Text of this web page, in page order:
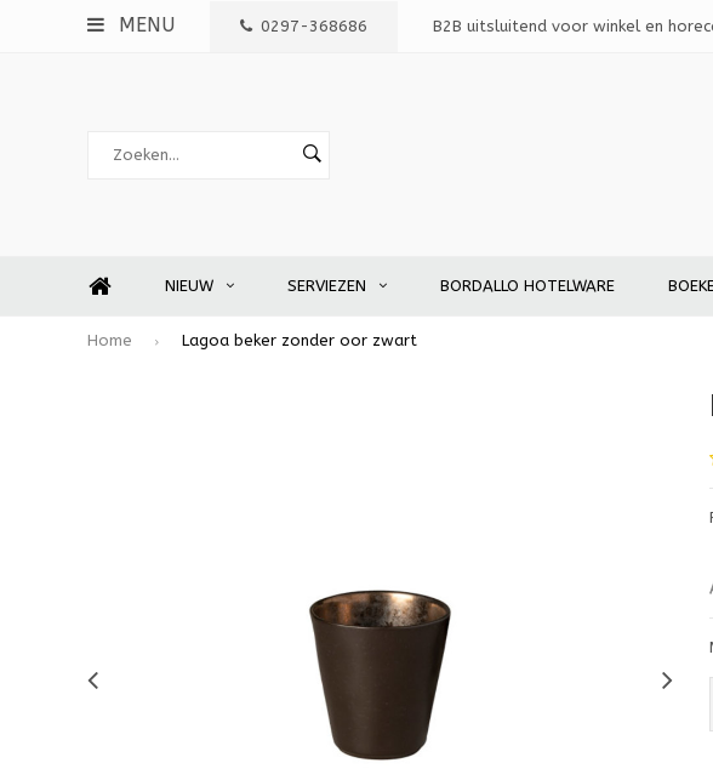
MENU 0297-368686 B2B uitsluitend voor winkel en
NIEUW SERVIEZEN BORDALLO HOTELWARE
Home Lagoa beker zonder oor zwart